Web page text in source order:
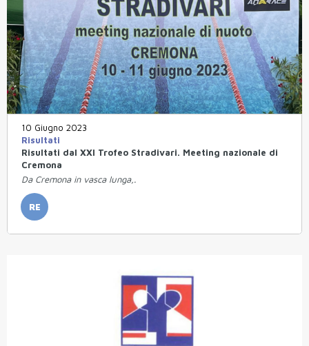
10 Giugno 2023
Risultati
Risultati dal XXI Trofeo Stradivari. Meeting nazionale di
Cremona
Da Cremona in vasca lunga,.
RE